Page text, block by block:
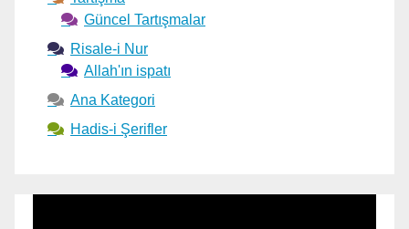
Güncel Tartışmalar
Risale-i Nur
Allah'ın ispatı
Ana Kategori
Hadis-i Şerifler